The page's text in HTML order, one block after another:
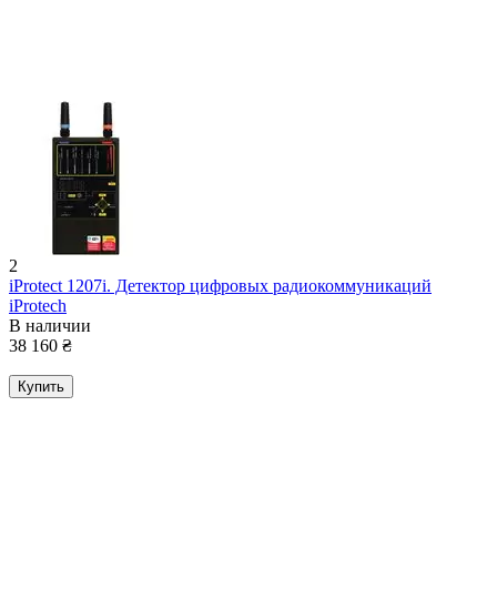
2
iProtect 1207i. Детектор цифровых радиокоммуникаций
iProtech
В наличии
38 160 ₴
Купить